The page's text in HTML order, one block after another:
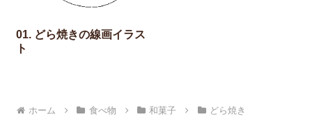
01. どら焼きの線画イラス
ト
ホーム 食べ物 和菓子 どら焼き